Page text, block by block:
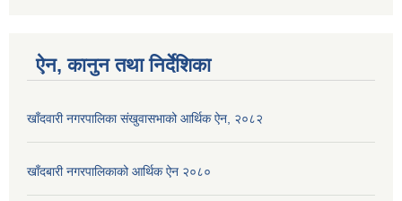
ऐन, कानुन तथा निर्देशिका
खाँदवारी नगरपालिका संखुवासभाको आर्थिक ऐन, २०८२
खाँदबारी नगरपालिकाको आर्थिक ऐन २०८०